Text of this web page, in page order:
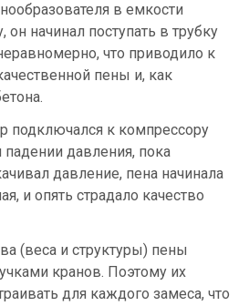
в емкости
он начинал поступать в трубку
что приводило к
пены и, как
подключался к компрессору
давления, пока
давление, пена начинала
и опять страдало качество
(веса и структуры) пены
кранов. Поэтому их
для каждого замеса, что